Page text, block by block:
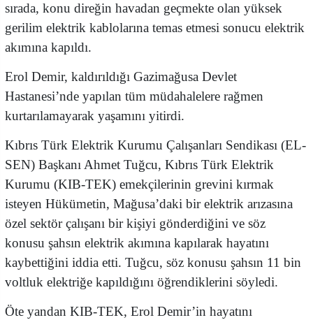
sırada, konu direğin havadan geçmekte olan yüksek
gerilim elektrik kablolarına temas etmesi sonucu elektrik
akımına kapıldı.
Erol Demir, kaldırıldığı Gazimağusa Devlet
Hastanesi’nde yapılan tüm müdahalelere rağmen
kurtarılamayarak yaşamını yitirdi.
Kıbrıs Türk Elektrik Kurumu Çalışanları Sendikası (EL-
SEN) Başkanı Ahmet Tuğcu, Kıbrıs Türk Elektrik
Kurumu (KIB-TEK) emekçilerinin grevini kırmak
isteyen Hükümetin, Mağusa’daki bir elektrik arızasına
özel sektör çalışanı bir kişiyi gönderdiğini ve söz
konusu şahsın elektrik akımına kapılarak hayatını
kaybettiğini iddia etti. Tuğcu, söz konusu şahsın 11 bin
voltluk elektriğe kapıldığını öğrendiklerini söyledi.
Öte yandan KIB-TEK, Erol Demir’in hayatını